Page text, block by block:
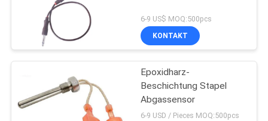
6-9 US$ MOQ:500pcs
KONTAKT
Epoxidharz-
Beschichtung Stapel
Abgassensor
6-9 USD / Pieces MOQ:500pcs